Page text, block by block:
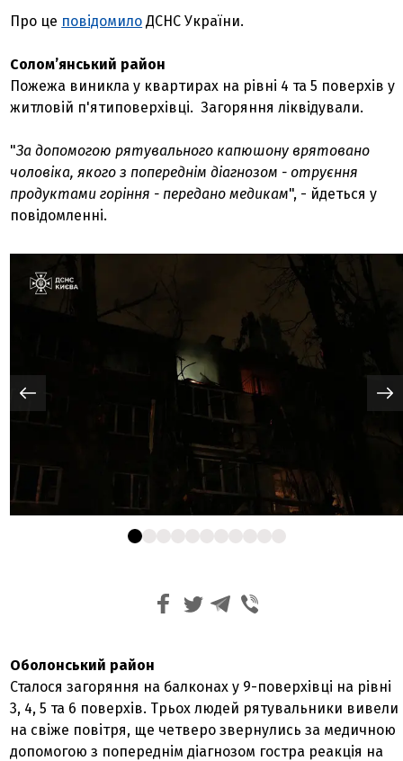
Про це повідомило ДСНС України.
Солом’янський район
Пожежа виникла у квартирах на рівні 4 та 5 поверхів у
житловій п'ятиповерхівці. Загоряння ліквідували.
"За допомогою рятувального капюшону врятовано
чоловіка, якого з попереднім діагнозом - отруєння
продуктами горіння - передано медикам", - йдеться у
повідомленні.
Оболонський район
Сталося загоряння на балконах у 9-поверхівці на рівні
3, 4, 5 та 6 поверхів. Трьох людей рятувальники вивели
на свіже повітря, ще четверо звернулись за медичною
допомогою з попереднім діагнозом гостра реакція на